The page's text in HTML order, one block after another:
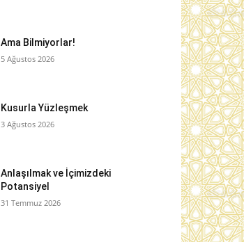
Ama Bilmiyorlar!
5 Ağustos 2026
Kusurla Yüzleşmek
3 Ağustos 2026
Anlaşılmak ve İçimizdeki
Potansiyel
31 Temmuz 2026